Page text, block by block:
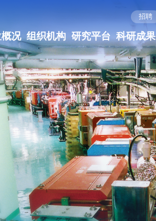
招聘
况 组织机构 研究平台 科研成果